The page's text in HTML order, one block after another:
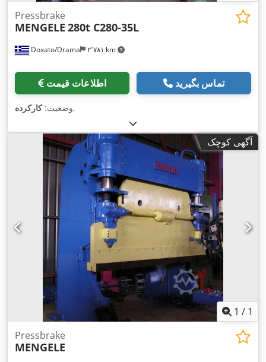
Doxato/Drama ۲٬۷۸۱ km
Pressbrake
MENGELE 280t C280-35L
اطلاعات قیمت تماس بگیرید
وضعیت:کارکرده ,
آگهی کوچک
1 / 1
Pressbrake
MENGELE